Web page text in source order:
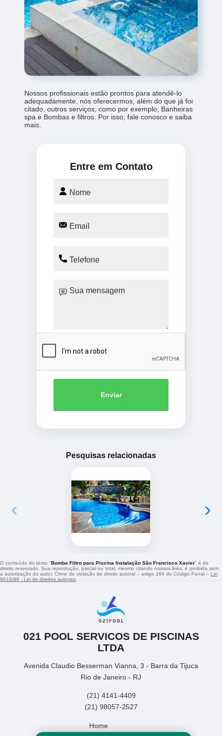
Nossos profissionais estão prontos para atendê-lo
adequadamente, nós oferecermos, além do que já foi
citado, outros serviços, como por exemplo, Banheiras
spa e Bombas e filtros. Por isso, fale conosco e saiba
mais.
Entre em Contato
Enviar
Pesquisas relacionadas
‹ ›
O conteúdo do texto "Bomba Filtro para Piscina Instalação São Francisco Xavier" é de
direito reservado. Sua reprodução, parcial ou total, mesmo citando nossos links, é proibida sem
a autorização do autor. Crime de violação de direito autoral – artigo 184 do Código Penal – Lei
9610/98 - Lei de direitos autorais
021 POOL SERVICOS DE PISCINAS
LTDA
Avenida Claudio Besserman Vianna, 3 - Barra da Tijuca
Rio de Janeiro - RJ
(21) 4141-4409
(21) 98057-2527
Home